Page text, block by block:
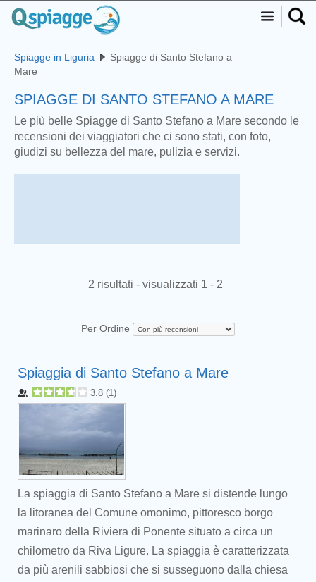
Spiagge in Liguria
Spiagge di Santo Stefano a
Mare
SPIAGGE DI SANTO STEFANO A MARE
Le più belle Spiagge di Santo Stefano a Mare secondo le
recensioni dei viaggiatori che ci sono stati, con foto,
giudizi su bellezza del mare, pulizia e servizi.
2 risultati - visualizzati 1 - 2
Per Ordine
Spiaggia di Santo Stefano a Mare
3.8 (1)
La spiaggia di Santo Stefano a Mare si distende lungo
la litoranea del Comune omonimo, pittoresco borgo
marinaro della Riviera di Ponente situato a circa un
chilometro da Riva Ligure. La spiaggia è caratterizzata
da più arenili sabbiosi che si susseguono dalla chiesa